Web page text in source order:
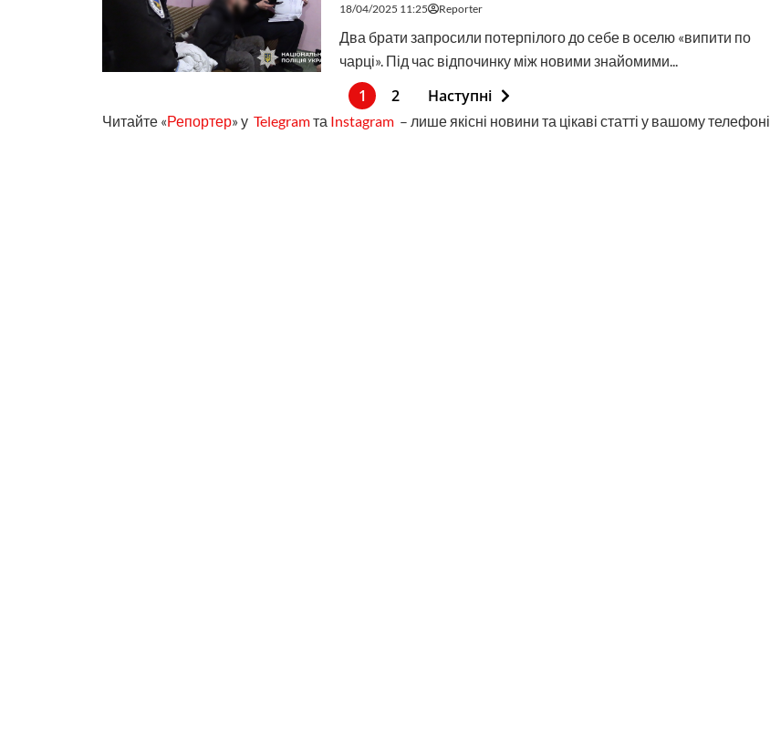
18/04/2025 11:25 Reporter
Два брати запросили потерпілого до себе в оселю «випити по
чарці». Під час відпочинку між новими знайомими...
1 2 Наступні
Читайте «Репортер» у Telegramта Instagram – лише якісні новини та цікаві статті у вашому телефоні